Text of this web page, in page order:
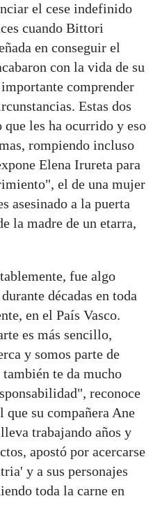
el cese indefinido
cuando Bittori
en conseguir el
con la vida de su
comprender
Estas dos
que les ha ocurrido y eso
rompiendo incluso
Elena Irureta para
el de una mujer
asesinado a la puerta
la madre de un etarra,
fue algo
décadas en toda
en el País Vasco.
es más sencillo,
y somos parte de
te da mucho
reconoce
su compañera Ane
trabajando años y
apostó por acercarse
y a sus personajes
toda la carne en